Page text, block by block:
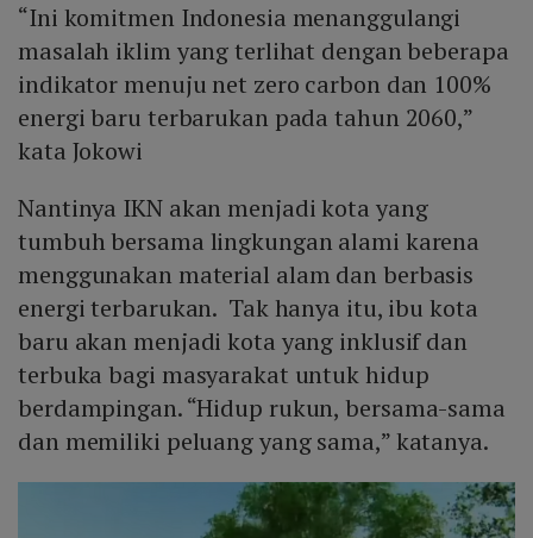
“Ini komitmen Indonesia menanggulangi
masalah iklim yang terlihat dengan beberapa
indikator menuju net zero carbon dan 100%
energi baru terbarukan pada tahun 2060,”
kata Jokowi
Nantinya IKN akan menjadi kota yang
tumbuh bersama lingkungan alami karena
menggunakan material alam dan berbasis
energi terbarukan. Tak hanya itu, ibu kota
baru akan menjadi kota yang inklusif dan
terbuka bagi masyarakat untuk hidup
berdampingan. “Hidup rukun, bersama-sama
dan memiliki peluang yang sama,” katanya.